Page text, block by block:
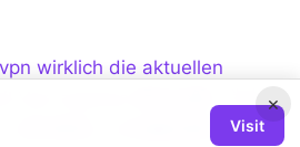
wirklich die aktuellen
如何使用、以及最佳替代方案
×
Visit